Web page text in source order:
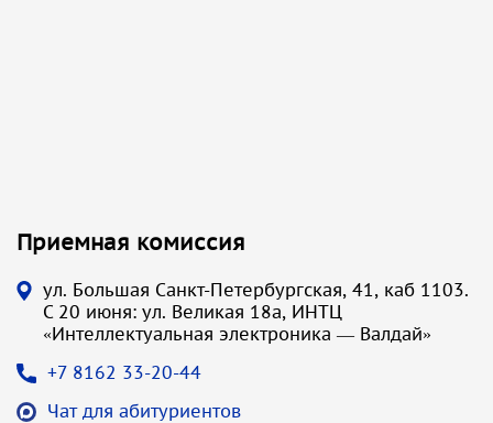
Приемная комиссия
ул. Большая Санкт-Петербургская, 41, каб 1103.
С 20 июня: ул. Великая 18а, ИНТЦ
«Интеллектуальная электроника — Валдай»
+7 8162 33-20-44
Чат для абитуриентов